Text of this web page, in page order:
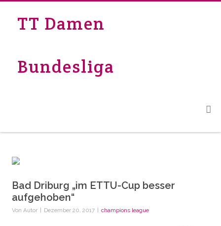
TT Damen
Bundesliga
Bad Driburg „im ETTU-Cup besser
aufgehoben“
Von Autor Dezember 20, 2017 champions league